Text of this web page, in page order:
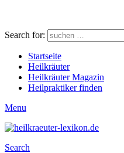
Search for:
Startseite
Heilkräuter
Heilkräuter Magazin
Heilpraktiker finden
Menu
Search